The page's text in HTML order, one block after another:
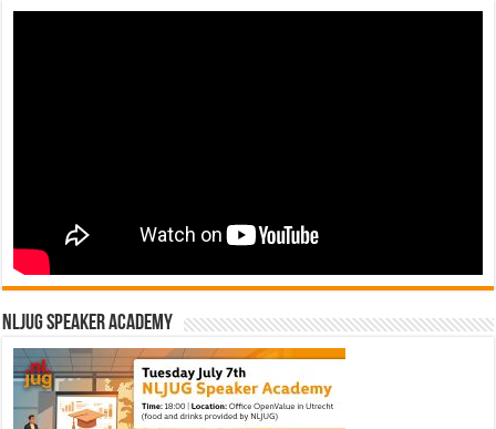
NLJUG Speaker Academy